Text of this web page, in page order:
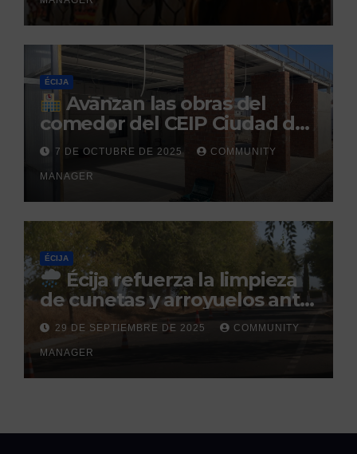
Caballar
ÉCIJA
Avanzan las obras del
comedor del CEIP Ciudad del
Sol: su finalización está
prevista para finales de 2025
7 DE OCTUBRE DE 2025 COMMUNITY
MANAGER
ÉCIJA
Écija refuerza la limpieza
de cunetas y arroyuelos ante
la llegada de las lluvias
otoñales
29 DE SEPTIEMBRE DE 2025 COMMUNITY
MANAGER